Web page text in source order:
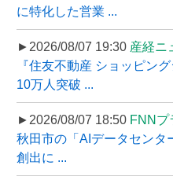
に特化した営業 ...
►2026/08/07 19:30 産経ニ
『住友不動産 ショッピン
10万人突破 ...
►2026/08/07 18:50 FNNプ
秋田市の「AIデータセンタ
創出に ...